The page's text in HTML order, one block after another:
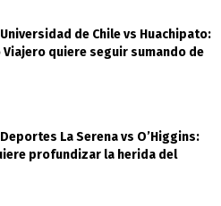
de Chile vs Huachipato:
Viajero quiere seguir sumando de
La Serena vs O’Higgins:
profundizar la herida del